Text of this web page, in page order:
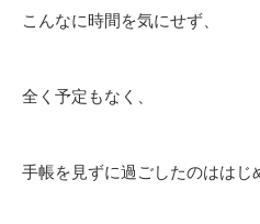
こんなに時間を気にせず、
全く予定もなく、
手帳を見ずに過ごしたのははじ